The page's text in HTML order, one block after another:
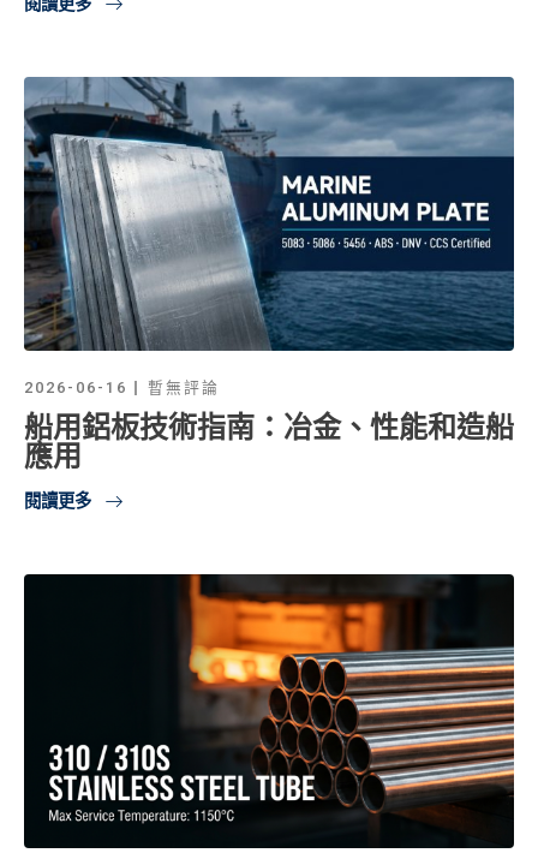
2026-06-16 暫無評論
船用鋁板技術指南：冶金、性能和造船
應用
閱讀更多